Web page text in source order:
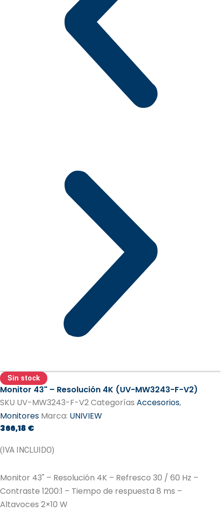
Sin stock
Monitor 43" – Resolución 4K (UV-MW3243-F-V2)
SKU UV-MW3243-F-V2Categorías Accesorios,
Monitores Marca: UNIVIEW
366,18 €
(IVA INCLUIDO)
Monitor 43" – Resolución 4K – Refresco 30 / 60 Hz –
Contraste 1200:1 – Tiempo de respuesta 8 ms –
Altavoces 2×10 W